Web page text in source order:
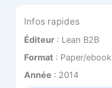
Infos rapides
Éditeur: Lean B2B
Format : Paper/ebook
Année : 2014